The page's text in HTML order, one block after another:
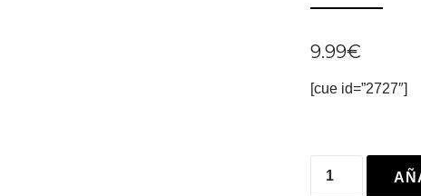
9.99€
[cue id=”2727″]